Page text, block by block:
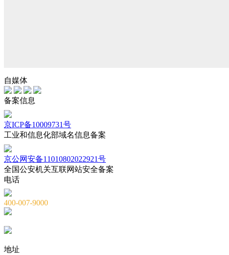
自媒体
备案信息
京ICP备10009731号
工业和信息化部域名信息备案
京公网安备11010802022921号
全国公安机关互联网站安全备案
电话
400-007-9000
地址